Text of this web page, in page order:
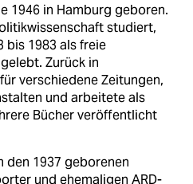
1946 in Hamburg geboren.
studiert,
bis 1983 als freie
Zurück in
verschiedene Zeitungen,
und arbeitete als
Bücher veröffentlicht
den 1937 geborenen
und ehemaligen ARD-